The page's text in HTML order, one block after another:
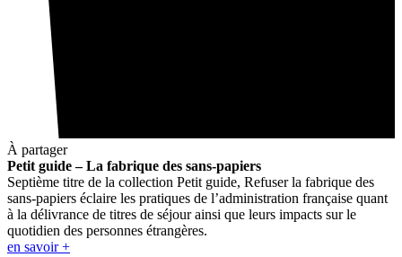
À partager
Petit guide – La fabrique des sans-papiers
Septième titre de la collection Petit guide, Refuser la fabrique des
sans-papiers éclaire les pratiques de l’administration française quant
à la délivrance de titres de séjour ainsi que leurs impacts sur le
quotidien des personnes étrangères.
en savoir +